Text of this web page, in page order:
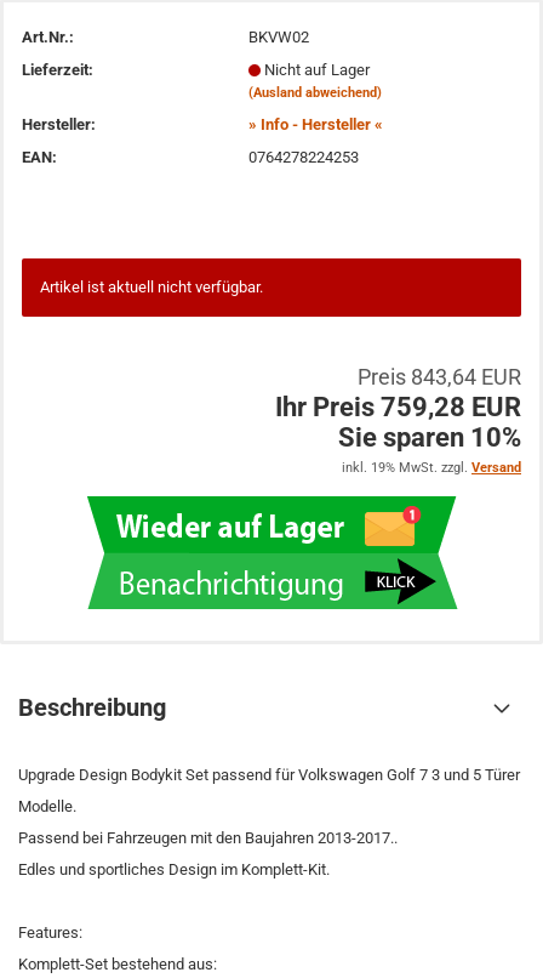
Art.Nr.:
BKVW02
Lieferzeit:
Nicht auf Lager
(Ausland abweichend)
Hersteller:
» Info - Hersteller «
EAN:
0764278224253
Artikel ist aktuell nicht verfügbar.
Preis 843,64 EUR
Ihr Preis 759,28 EUR
Sie sparen 10%
inkl. 19% MwSt. zzgl. Versand
Beschreibung
Upgrade Design Bodykit Set passend für Volkswagen Golf 7 3 und 5 Türer
Modelle.
Passend bei Fahrzeugen mit den Baujahren 2013-2017..
Edles und sportliches Design im Komplett-Kit.
Features:
Komplett-Set bestehend aus: